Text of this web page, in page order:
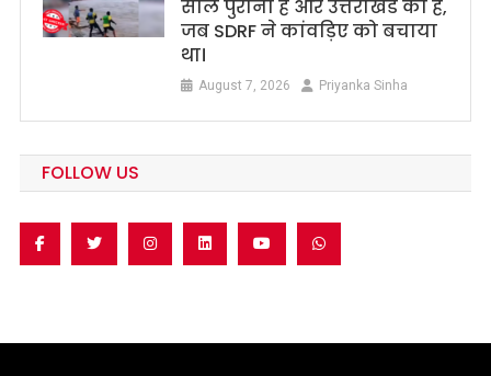
साल पुराना है और उत्तराखंड का है,
जब SDRF ने कांवड़िए को बचाया
था।
August 7, 2026 Priyanka Sinha
FOLLOW US